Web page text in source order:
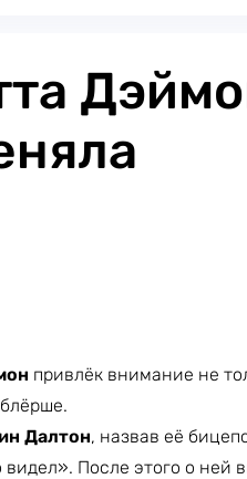
привлёк внимание не
Далтон, назвав её
После этого о ней